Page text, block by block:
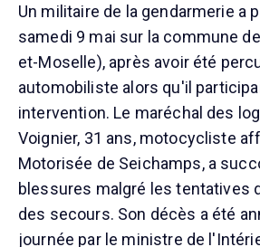
Un militaire de la gendarmerie a
samedi 9 mai sur la commune
et-Moselle), après avoir été
automobiliste alors qu'il
intervention. Le maréchal des
Voignier, 31 ans, motocycliste
Motorisée de Seichamps, a
blessures malgré les tentatives
des secours. Son décès a été
journée par le ministre de